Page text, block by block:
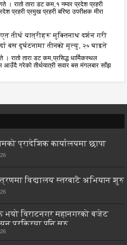
। रातो तारा डट कम,१ नम्वर प्रदेश प्रहरी
प्रहरी प्रमुख प्रहरी बरिष्ठ उपरीक्षक मीरा
तीर्थ यात्रीहरू मुक्तिनाथ दर्शन गरी
बस दुर्घटनामा तीनको मृत्यु, २० घाइते
रातो तारा डट कम,प्रसिद्ध धार्मिकस्थल
आउँदै गरेको तीर्थयात्री सवार बस मंगलबार साँझ
प्रादेशिक कार्यालयमा छापा
विद्यालय स्तरबाटै अभियान शुरु
भयो विराटनगर महानगरको बजेट
प्रक्रिया पनि सुरु